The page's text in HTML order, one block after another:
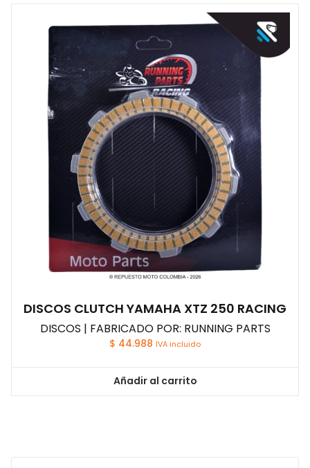
DISCOS CLUTCH YAMAHA XTZ 250 RACING
DISCOS | FABRICADO POR: RUNNING PARTS
$ 44.988 IVA incluido
Añadir al carrito